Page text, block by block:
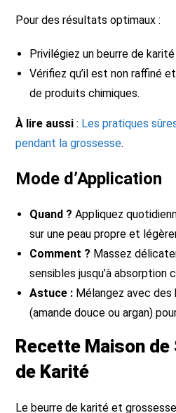
Pour des résultats optimaux :
Privilégiez un beurre de
Vérifiez qu’il est non raffiné
de produits chimiques.
À lire aussi : Les pratiques
pendant la grossesse.
Mode d’Application
Quand ? Appliquez
sur une peau propre et
Comment ? Massez
sensibles jusqu’à absorption
Astuce : Mélangez avec des
(amande douce ou argan)
Recette Maison de
de Karité
Le beurre de karité et